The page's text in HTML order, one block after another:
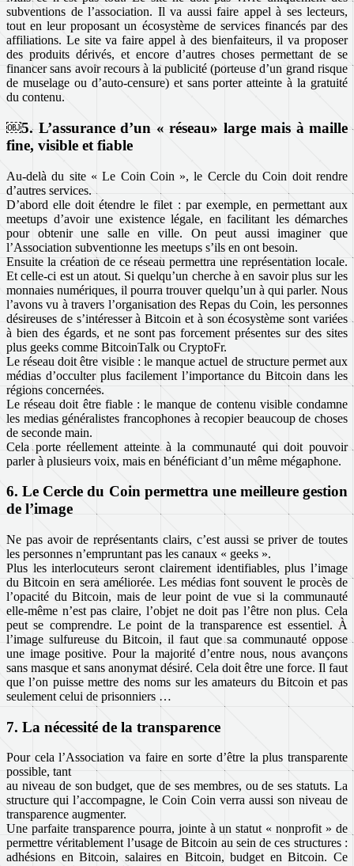
subventions de l’association. Il va aussi faire appel à ses lecteurs,
tout en leur proposant un écosystème de services financés par des
affiliations. Le site va faire appel à des bienfaiteurs, il va proposer
des produits dérivés, et encore d’autres choses permettant de se
financer sans avoir recours à la publicité (porteuse d’un grand risque
de muselage ou d’auto-censure) et sans porter atteinte à la gratuité
du contenu.
￼5. L’assurance d’un « réseau» large mais à maille
fine, visible et fiable
Au-delà du site « Le Coin Coin », le Cercle du Coin doit rendre
d’autres services.
D’abord elle doit étendre le filet : par exemple, en permettant aux
meetups d’avoir une existence légale, en facilitant les démarches
pour obtenir une salle en ville. On peut aussi imaginer que
l’Association subventionne les meetups s’ils en ont besoin.
Ensuite la création de ce réseau permettra une représentation locale.
Et celle-ci est un atout. Si quelqu’un cherche à en savoir plus sur les
monnaies numériques, il pourra trouver quelqu’un à qui parler. Nous
l’avons vu à travers l’organisation des Repas du Coin, les personnes
désireuses de s’intéresser à Bitcoin et à son écosystème sont variées
à bien des égards, et ne sont pas forcement présentes sur des sites
plus geeks comme BitcoinTalk ou CryptoFr.
Le réseau doit être visible : le manque actuel de structure permet aux
médias d’occulter plus facilement l’importance du Bitcoin dans les
régions concernées.
Le réseau doit être fiable : le manque de contenu visible condamne
les medias généralistes francophones à recopier beaucoup de choses
de seconde main.
Cela porte réellement atteinte à la communauté qui doit pouvoir
parler à plusieurs voix, mais en bénéficiant d’un même mégaphone.
6. Le Cercle du Coin permettra une meilleure gestion
de l’image
Ne pas avoir de représentants clairs, c’est aussi se priver de toutes
les personnes n’empruntant pas les canaux « geeks ».
Plus les interlocuteurs seront clairement identifiables, plus l’image
du Bitcoin en sera améliorée. Les médias font souvent le procès de
l’opacité du Bitcoin, mais de leur point de vue si la communauté
elle-même n’est pas claire, l’objet ne doit pas l’être non plus. Cela
peut se comprendre. Le point de la transparence est essentiel. À
l’image sulfureuse du Bitcoin, il faut que sa communauté oppose
une image positive. Pour la majorité d’entre nous, nous avançons
sans masque et sans anonymat désiré. Cela doit être une force. Il faut
que l’on puisse mettre des noms sur les amateurs du Bitcoin et pas
seulement celui de prisonniers …
7. La nécessité de la transparence
Pour cela l’Association va faire en sorte d’être la plus transparente
possible, tant
au niveau de son budget, que de ses membres, ou de ses statuts. La
structure qui l’accompagne, le Coin Coin verra aussi son niveau de
transparence augmenter.
Une parfaite transparence pourra, jointe à un statut « nonprofit » de
permettre véritablement l’usage de Bitcoin au sein de ces structures :
adhésions en Bitcoin, salaires en Bitcoin, budget en Bitcoin. Ce